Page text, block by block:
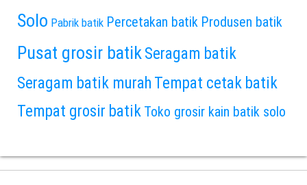
Solo Pabrik batik Percetakan batik Produsen batik
Pusat grosir batikSeragam batik
Seragam batik murah Tempat cetak batik
Tempat grosir batik Toko grosir kain batik solo